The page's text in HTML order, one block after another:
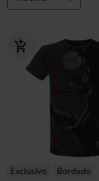
Exclusivo
Bordado